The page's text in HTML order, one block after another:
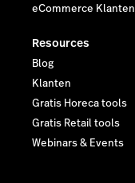
eCommerce Klanten
Resources
Blog
Klanten
Gratis Horeca tools
Gratis Retail tools
Webinars & Events